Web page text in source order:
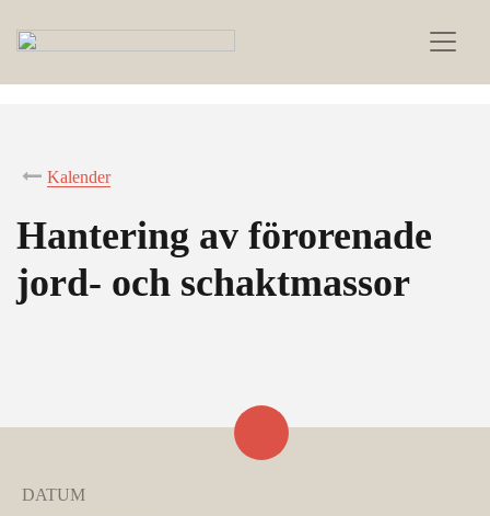
Kalender
Hantering av förorenade
jord- och schaktmassor
DATUM